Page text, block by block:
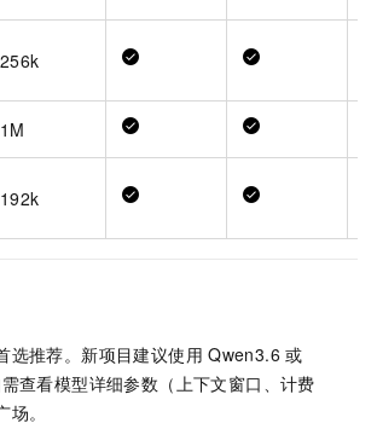
256k
1M
192k
选推荐。新项目建议使用 Qwen3.6 或
查看模型详细参数（上下文窗口、计费
。